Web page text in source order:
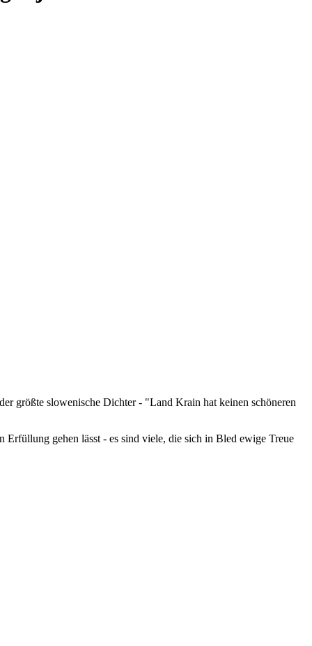
größte slowenische Dichter - "Land Krain hat keinen schöneren
gehen lässt - es sind viele, die sich in Bled ewige Treue